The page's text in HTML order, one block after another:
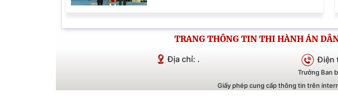
TRANG THÔNG TIN THI HÀNH ÁN
Địa chỉ: . Điện
Trưởng Ban
Giấy phép cung cấp thông tin trên